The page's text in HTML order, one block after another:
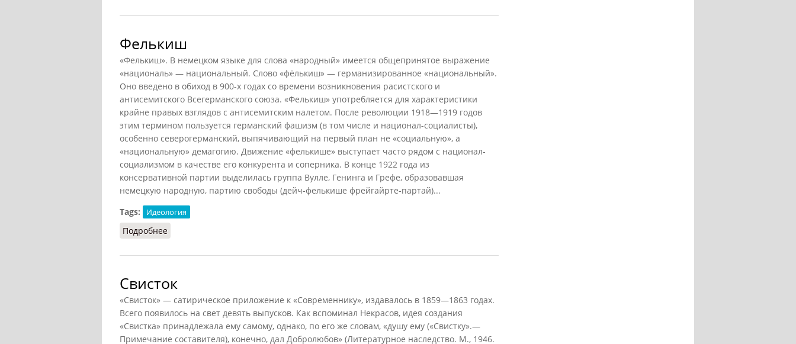
Фелькиш
«Фелькиш». В немецком языке для слова «народный» имеется общепринятое выражение
«националь» — национальный. Слово «фёлькиш» — германизированное «национальный».
Оно введено в обиход в 900-х годах со времени возникновения расистского и
антисемитского Всегерманского союза. «Фелькиш» употребляется для характеристики
крайне правых взглядов с антисемитским налетом. После революции 1918—1919 годов
этим термином пользуется германский фашизм (в том числе и национал-социалисты),
особенно северогерманский, выпячивающий на первый план не «социальную», а
«национальную» демагогию. Движение «фелькише» выступает часто рядом с национал-
социализмом в качестве его конкурента и соперника. В конце 1922 года из
консервативной партии выделилась группа Вулле, Генинга и Грефе, образовавшая
немецкую народную, партию свободы (дейч-фелькише фрейгайрте-партай)...
Tags:
Идеология
Подробнее
Свисток
«Свисток» — сатирическое приложение к «Современнику», издавалось в 1859—1863 годах.
Всего появилось на свет девять выпусков. Как вспоминал Некрасов, идея создания
«Свистка» принадлежала ему самому, однако, по его же словам, «душу ему («Свистку».—
Примечание составителя), конечно, дал Добролюбов» (Литературное наследство. М., 1946.